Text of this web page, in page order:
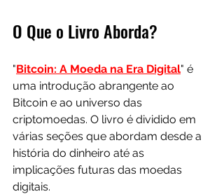
O Que o Livro Aborda?
"Bitcoin: A Moeda na Era Digital" é
uma introdução abrangente ao
Bitcoin e ao universo das
criptomoedas. O livro é dividido em
várias seções que abordam desde a
história do dinheiro até as
implicações futuras das moedas
digitais.